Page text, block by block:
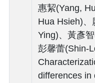
惠絜(Yang,
Hua Hsieh)、
Ying)、黃彥
彭馨蕾(Shin-
differences in